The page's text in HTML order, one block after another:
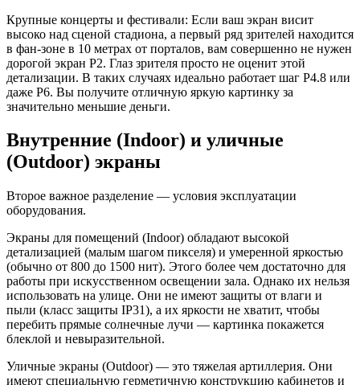
Крупные концерты и фестивали: Если ваш экран висит
высоко над сценой стадиона, а первый ряд зрителей находится
в фан-зоне в 10 метрах от порталов, вам совершенно не нужен
дорогой экран P2. Глаз зрителя просто не оценит этой
детализации. В таких случаях идеально работает шаг P4.8 или
даже P6. Вы получите отличную яркую картинку за
значительно меньшие деньги.
Внутренние (Indoor) и уличные
(Outdoor) экраны
Второе важное разделение — условия эксплуатации
оборудования.
Экраны для помещений (Indoor) обладают высокой
детализацией (малым шагом пикселя) и умеренной яркостью
(обычно от 800 до 1500 нит). Этого более чем достаточно для
работы при искусственном освещении зала. Однако их нельзя
использовать на улице. Они не имеют защиты от влаги и
пыли (класс защиты IP31), а их яркости не хватит, чтобы
перебить прямые солнечные лучи — картинка покажется
блеклой и невыразительной.
Уличные экраны (Outdoor) — это тяжелая артиллерия. Они
имеют специальную герметичную конструкцию кабинетов и